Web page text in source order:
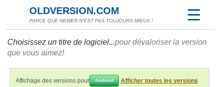
OLDVERSION.COM
PARCE QUE NEWER N'EST PAS TOUJOURS MIEUX !
Choisissez un titre de logiciel...pour dévaloriser la version
que vous aimez!
Affichage des versions pour Android Afficher toutes les versions